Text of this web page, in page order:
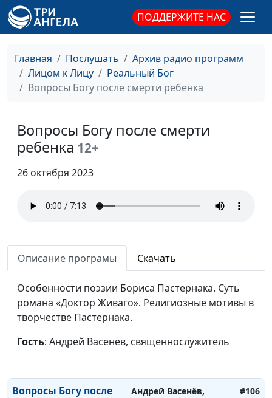
ПОДДЕРЖИТЕ НАС
Главная Послушать
Архив радио программ
Лицом к Лицу
Реальный Бог
Вопросы Богу после смерти ребенка
Вопросы Богу после смерти
ребенка 12+
26 октября 2023
Описание програмы Скачать
Особенности поэзии Бориса Пастернака. Суть
романа «Доктор Живаго». Религиозные мотивы в
творчестве Пастернака.
Гость: Андрей Васенёв, священнослужитель
Учиться или
молиться?
Надежда Исакова
молитва
Случайности
Андрей Исаков,
Бог провел сквозь
шторм
Андрей Исаков,
священнослужитель
порочного круга?
Несостоявшаяся
Сергей Долматов,
#110
Нас спасли, не требуя
Сергей Долматов,
священнослужитель
убежденного
холостяка
Андрей Вербовой,
«Бог примирил меня с
Андрей Вербовой,
Вопросы Богу после
Андрей Васенёв,
#106